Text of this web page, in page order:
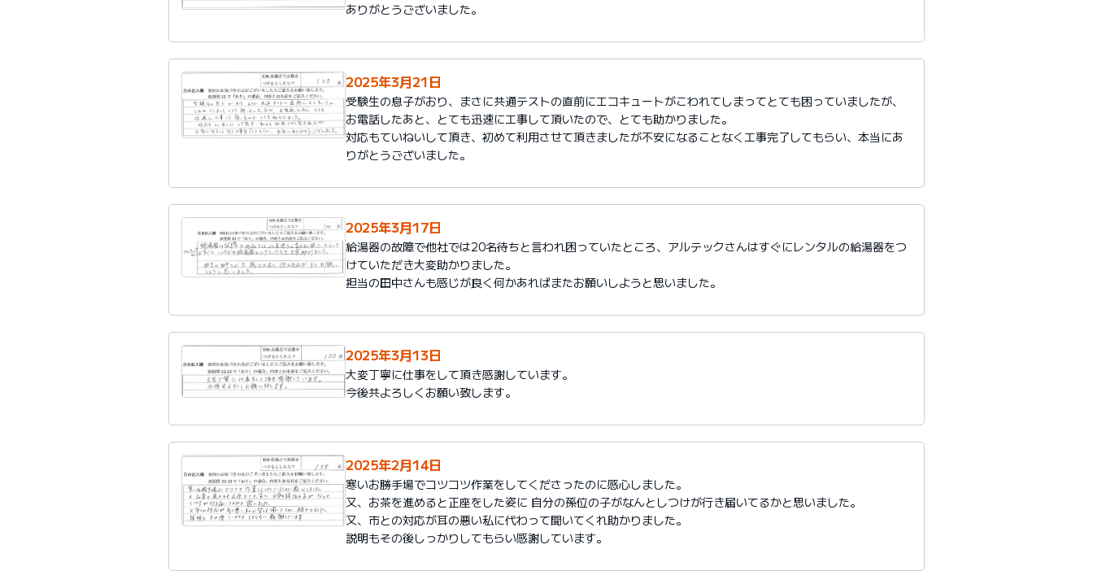
ありがとうございました。
2025年3月21日
受験生の息子がおり、まさに共通テストの直前にエコキュートがこわれてしまってとても困っていましたが、
お電話したあと、とても迅速に工事して頂いたので、とても助かりました。
対応もていねいして頂き、初めて利用させて頂きましたが不安になることなく工事完了してもらい、本当にあ
りがとうございました。
2025年3月17日
給湯器の故障で他社では20名待ちと言われ困っていたところ、アルテックさんはすぐにレンタルの給湯器をつ
けていただき大変助かりました。
担当の田中さんも感じが良く何かあればまたお願いしようと思いました。
2025年3月13日
大変丁寧に仕事をして頂き感謝しています。
今後共よろしくお願い致します。
2025年2月14日
寒いお勝手場でコツコツ作業をしてくださったのに感心しました。
又、お茶を進めると正座をした姿に 自分の孫位の子がなんとしつけが行き届いてるかと思いました。
又、市との対応が耳の悪い私に代わって聞いてくれ助かりました。
説明もその後しっかりしてもらい感謝しています。